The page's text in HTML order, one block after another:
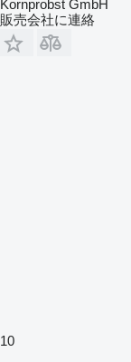
Kornprobst GmbH
販売会社に連絡
10